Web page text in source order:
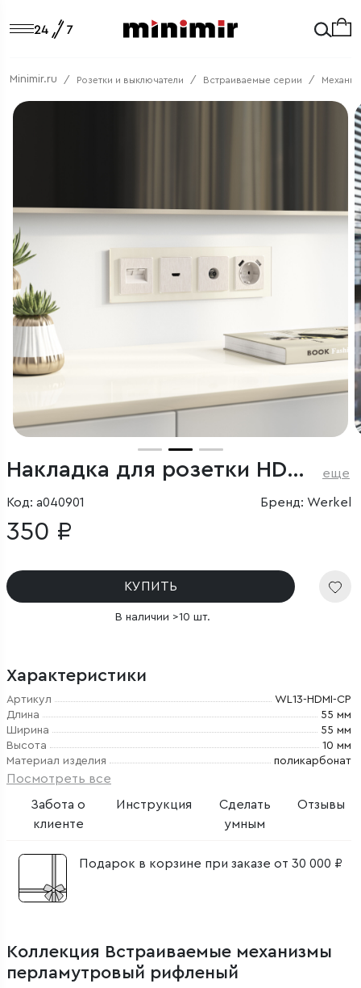
Minimir.ru Розетки и выключатели Встраиваемые серии
Накладка для розетки HDMI (перламутровый рифленый) еще
Код: a040901 Бренд: Werkel
350 ₽
КУПИТЬ
В наличии >10 шт.
Характеристики
Артикул
WL13-HDMI-CP
Длина
55 мм
Ширина
55 мм
Высота
10 мм
Материал изделия
поликарбонат
Посмотреть все
Забота о
клиенте
Инструкция
Сделать
умным
Отзывы
Подарок в корзине при заказе от 30 000 ₽
Коллекция Встраиваемые механизмы
перламутровый рифленый